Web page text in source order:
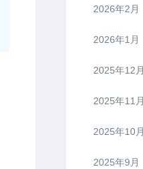
2026年2月
2026年1月
2025年12月
2025年11月
2025年10月
2025年9月